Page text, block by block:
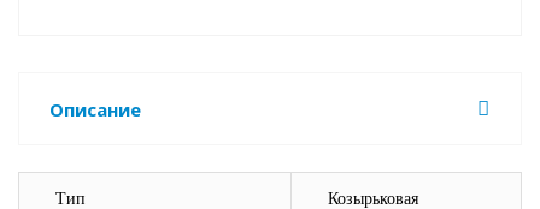
Описание
Тип Козырьковая